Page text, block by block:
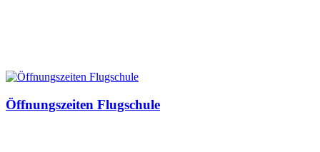
Öffnungszeiten Flugschule